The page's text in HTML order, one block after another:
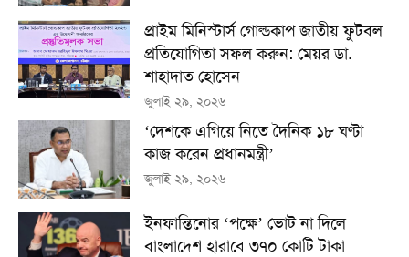
প্রাইম মিনিস্টার্স গোল্ডকাপ জাতীয় ফুটবল
প্রতিযোগিতা সফল করুন: মেয়র ডা.
শাহাদাত হোসেন
জুলাই ২৯, ২০২৬
‘দেশকে এগিয়ে নিতে দৈনিক ১৮ ঘণ্টা
কাজ করেন প্রধানমন্ত্রী’
জুলাই ২৯, ২০২৬
ইনফান্তিনোর ‘পক্ষে’ ভোট না দিলে
বাংলাদেশ হারাবে ৩৭০ কোটি টাকা